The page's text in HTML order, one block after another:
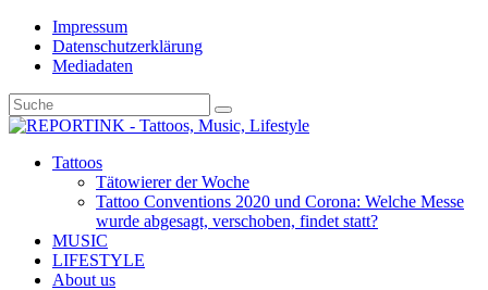
Impressum
Datenschutzerklärung
Mediadaten
Tattoos
Tätowierer der Woche
Tattoo Conventions 2020 und Corona: Welche Messe
wurde abgesagt, verschoben, findet statt?
MUSIC
LIFESTYLE
About us